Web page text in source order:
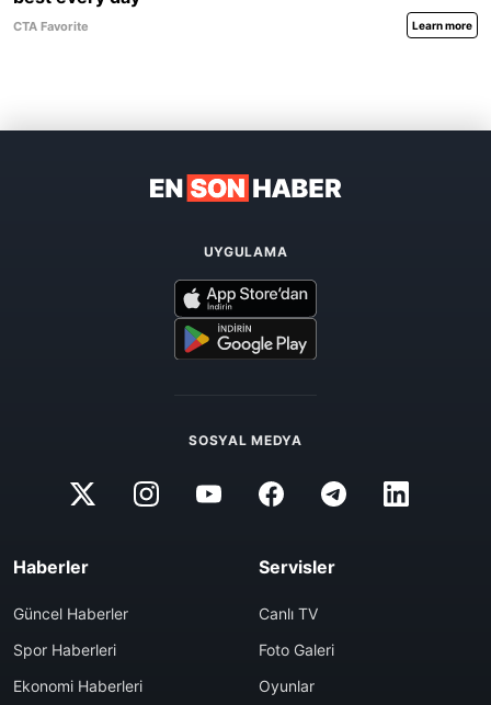
UYGULAMA
SOSYAL MEDYA
Haberler
Güncel Haberler
Spor Haberleri
Ekonomi Haberleri
Servisler
Canlı TV
Foto Galeri
Oyunlar